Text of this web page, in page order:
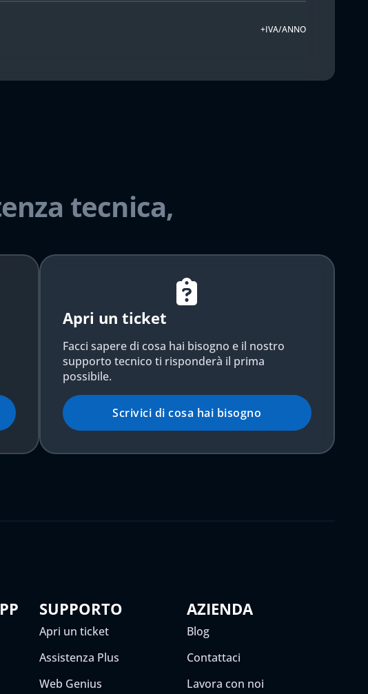
+IVA/ANNO
tecnica,
Apri un ticket
Facci sapere di cosa hai bisogno e il nostro
supporto tecnico ti risponderà il prima
possibile.
Scrivici di cosa hai bisogno
SUPPORTO
Apri un ticket
Assistenza Plus
Web Genius
AZIENDA
Blog
Contattaci
Lavora con noi